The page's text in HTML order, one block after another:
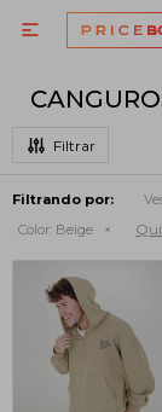

Filtrando por:
Color: Beige